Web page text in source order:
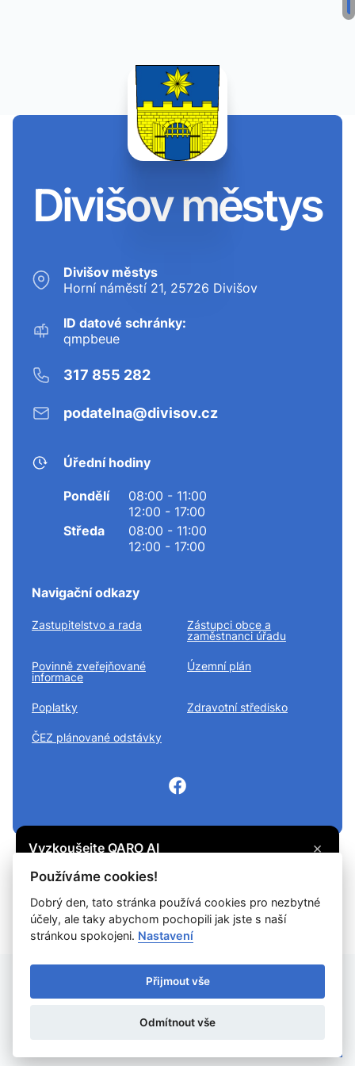
Divišov městys
Divišov městys
Horní náměstí 21, 25726 Divišov
ID datové schránky:
qmpbeue
317 855 282
podatelna@divisov.cz
Úřední hodiny
Pondělí
08:00 - 11:00
12:00 - 17:00
Středa
08:00 - 11:00
12:00 - 17:00
Navigační odkazy
Zastupitelstvo a rada
Zástupci obce a
zaměstnanci úřadu
Povinně zveřejňované
informace
Územní plán
Poplatky Zdravotní středisko
ČEZ plánované odstávky
© 2026Divišov městys Všechna práva vyhrazena
Snadné čtení
Prohlášení o ochraně soukromí Prohlášení o přístupnosti
×
Vyzkoušejte QARO AI
Máte otázku? Zeptejte se na cokoli, co vás
Vyzkoušet
Používáme cookies!
Dobrý den, tato stránka používá cookies pro nezbytné
účely, ale taky abychom pochopili jak jste s naší
stránkou spokojeni. Nastavení
Přijmout vše
Odmítnout vše